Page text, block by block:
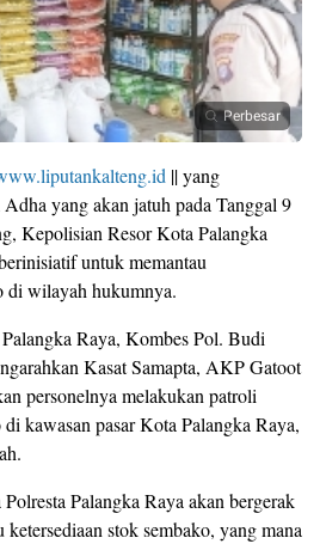
Perbesar
|| yang
yang akan jatuh pada Tanggal 9
Kepolisian Resor Kota Palangka
untuk memantau
di wilayah hukumnya.
Raya, Kombes Pol. Budi
Kasat Samapta, AKP Gatoot
personelnya melakukan patroli
kawasan pasar Kota Palangka Raya,
Palangka Raya akan bergerak
stok sembako, yang mana